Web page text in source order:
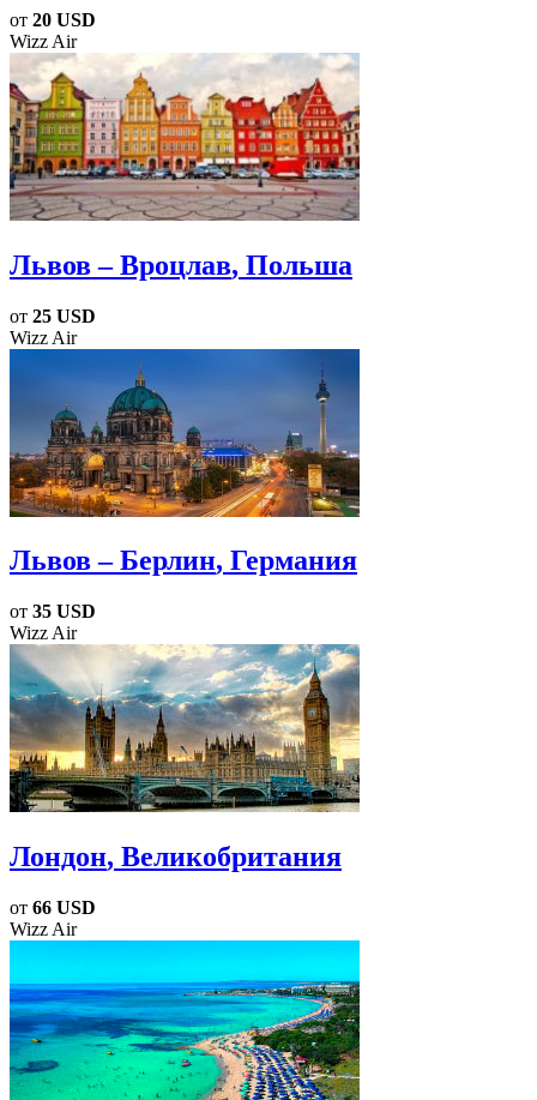
от 20 USD
Wizz Air
Львов – Вроцлав, Польша
от 25 USD
Wizz Air
Львов – Берлин, Германия
от 35 USD
Wizz Air
Лондон, Великобритания
от 66 USD
Wizz Air